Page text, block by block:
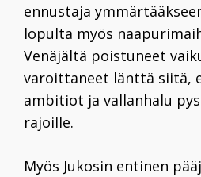
ennustaja
lopulta myös
Venäjältä poistuneet
varoittaneet länttä siitä,
ambitiot ja vallanhalu
rajoille.
Myös Jukosin entinen